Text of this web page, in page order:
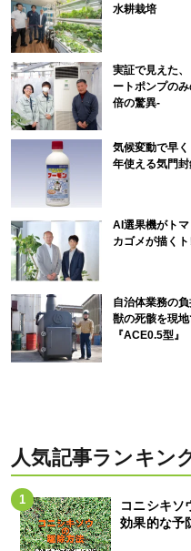
水耕栽培
実証で見えた
ートポンプの
倍の驚異-
気候変動で早
年使える気門封
AI選果機がト
カゴメが描く
自治体業務の
獣の死骸を現
『ACE0.5型』
人気記事ランキン
コニシキ
効果的な予